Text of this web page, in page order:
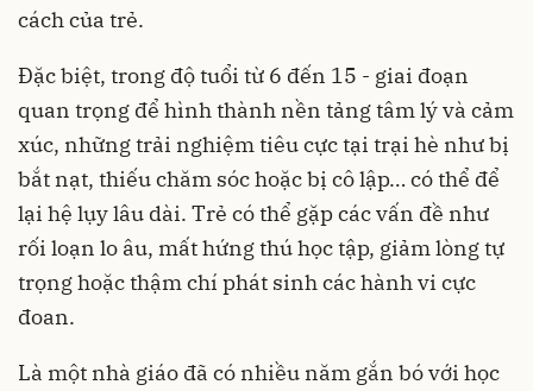
cách của trẻ.
Đặc biệt, trong độ tuổi từ 6 đến 15 - giai đoạn
quan trọng để hình thành nền tảng tâm lý và cảm
xúc, những trải nghiệm tiêu cực tại trại hè như bị
bắt nạt, thiếu chăm sóc hoặc bị cô lập… có thể để
lại hệ lụy lâu dài. Trẻ có thể gặp các vấn đề như
rối loạn lo âu, mất hứng thú học tập, giảm lòng tự
trọng hoặc thậm chí phát sinh các hành vi cực
đoan.
Là một nhà giáo đã có nhiều năm gắn bó với học